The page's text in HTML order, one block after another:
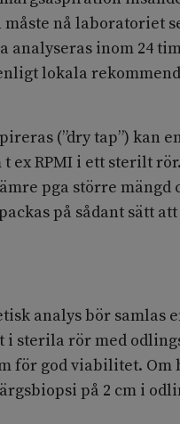
måste nå laboratoriet
inom 24
lokala
(”dry tap”) kan
ex RPMI i ett sterilt
pga större mängd
på sådant sätt
analys bör samlas
sterila rör med
för god viabilitet. Om
på 2 cm i